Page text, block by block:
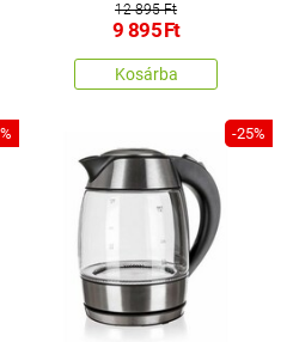
12 895 Ft
9 895Ft
Kosárba
-25%